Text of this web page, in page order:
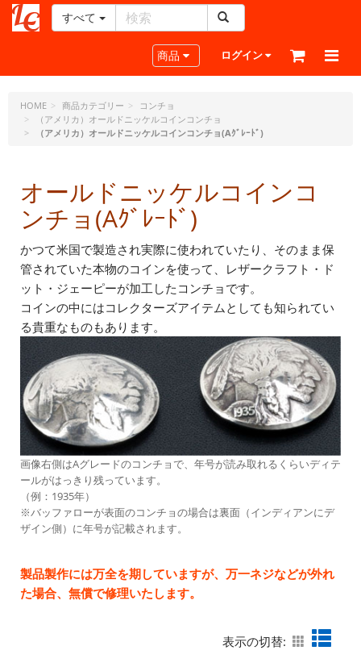
ー
ラ
フ
ト・
ト・
ジ
ェ
ー
ピ
ー
すべて
Toggle navigation
商品 ログイン
HOME 商品カテゴリー
コンチョ
（アメリカ）オールドニッケルコインコンチョ
（アメリカ）オールドニッケルコインコンチョ(Aｸﾞﾚｰﾄﾞ)
オールドニッケルコインコ
ンチョ(Aｸﾞﾚｰﾄﾞ)
かつて米国で製造され実際に使われていたり、そのまま保
管されていた本物のコインを使って、レザークラフト・ド
ット・ジェーピーが加工したコンチョです。
コインの中にはコレクターズアイテムとしても知られてい
る貴重なものもあります。
画像右側はAグレードのコンチョで、年号が読み取れるくらいディテ
ールがはっきり残っています。
（例：1935年）
※バッファローが表面のコンチョの場合は裏面（インディアンにデ
ザイン側）に年号が記載されます。
製品製作には万全を期していますが、万一ネジなどが外れ
た場合、無償で修理いたします。
表示の切替: